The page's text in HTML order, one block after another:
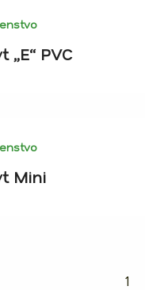
„E“ PVC
Mini
1